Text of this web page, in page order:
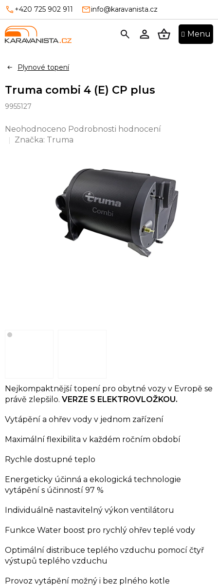
Přejít
obsah
+420 725 902 911 info@karavanista.cz
Plynové topení
Truma combi 4 (E) CP plus
9955127
Průměrné
hodnocení
Neohodnoceno Podrobnosti hodnocení
Značka: Truma
Nejkompaktnější topení pro obytné vozy v Evropě se
právě zlepšilo. VERZE S ELEKTROVLOŽKOU.
Vytápění a ohřev vody v jednom zařízení
Maximální flexibilita v každém ročním období
Rychle dostupné teplo
Energeticky účinná a ekologická technologie
vytápění s účinností 97 %
Individuálně nastavitelný výkon ventilátoru
Funkce Water boost pro rychlý ohřev teplé vody
Optimální distribuce teplého vzduchu pomocí čtyř
výstupů teplého vzduchu
Provoz vytápění možný i bez plného kotle